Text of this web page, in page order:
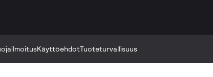
KäyttöehdotTuoteturvallisuus